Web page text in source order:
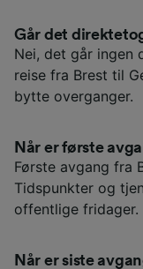
Går det
Nei, det går ingen
reise fra Brest til
bytte overganger.
Når er første
Første avgang fra
Tidspunkter og
offentlige fridager.
Når er siste